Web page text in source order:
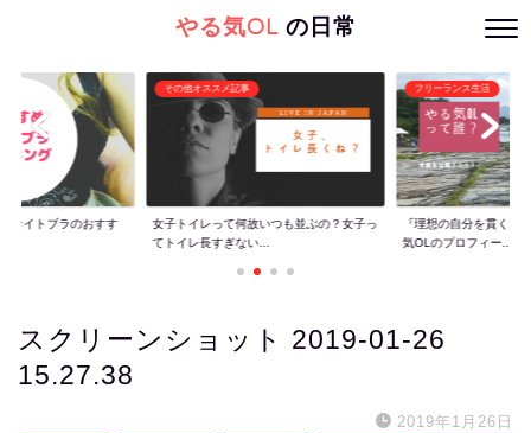
やる気OLの日常
ナイトブラのおすす
その他オススメ記事
女子トイレって何故いつも並ぶの？女子っ
てトイレ長すぎない...
フリーランス生活
『理想の自分を貫くた
気OLのプロフィー...
スクリーンショット 2019-01-26
15.27.38
2019年1月26日